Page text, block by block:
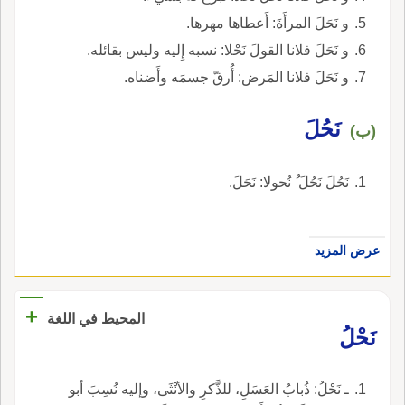
و نَحَلَ المرأَةَ: أَعطاها مهرها.
و نَحَلَ فلانا القولَ نَحْلا: نسبه إِليه وليس بقائله.
و نَحَلَ فلانا المَرض: أُرقّ جسمَه وأَضناه.
(ب) نَحُلَ
نَحُلَ نَحُلَ ُ نُحولا: نَحَلَ.
عرض المزيد
المحيط في اللغة
+
نَحْلُ
ـ نَحْلُ: ذُبابُ العَسَلِ، للذَّكرِ والأنْثَى، وإليه نُسِبَ أبو